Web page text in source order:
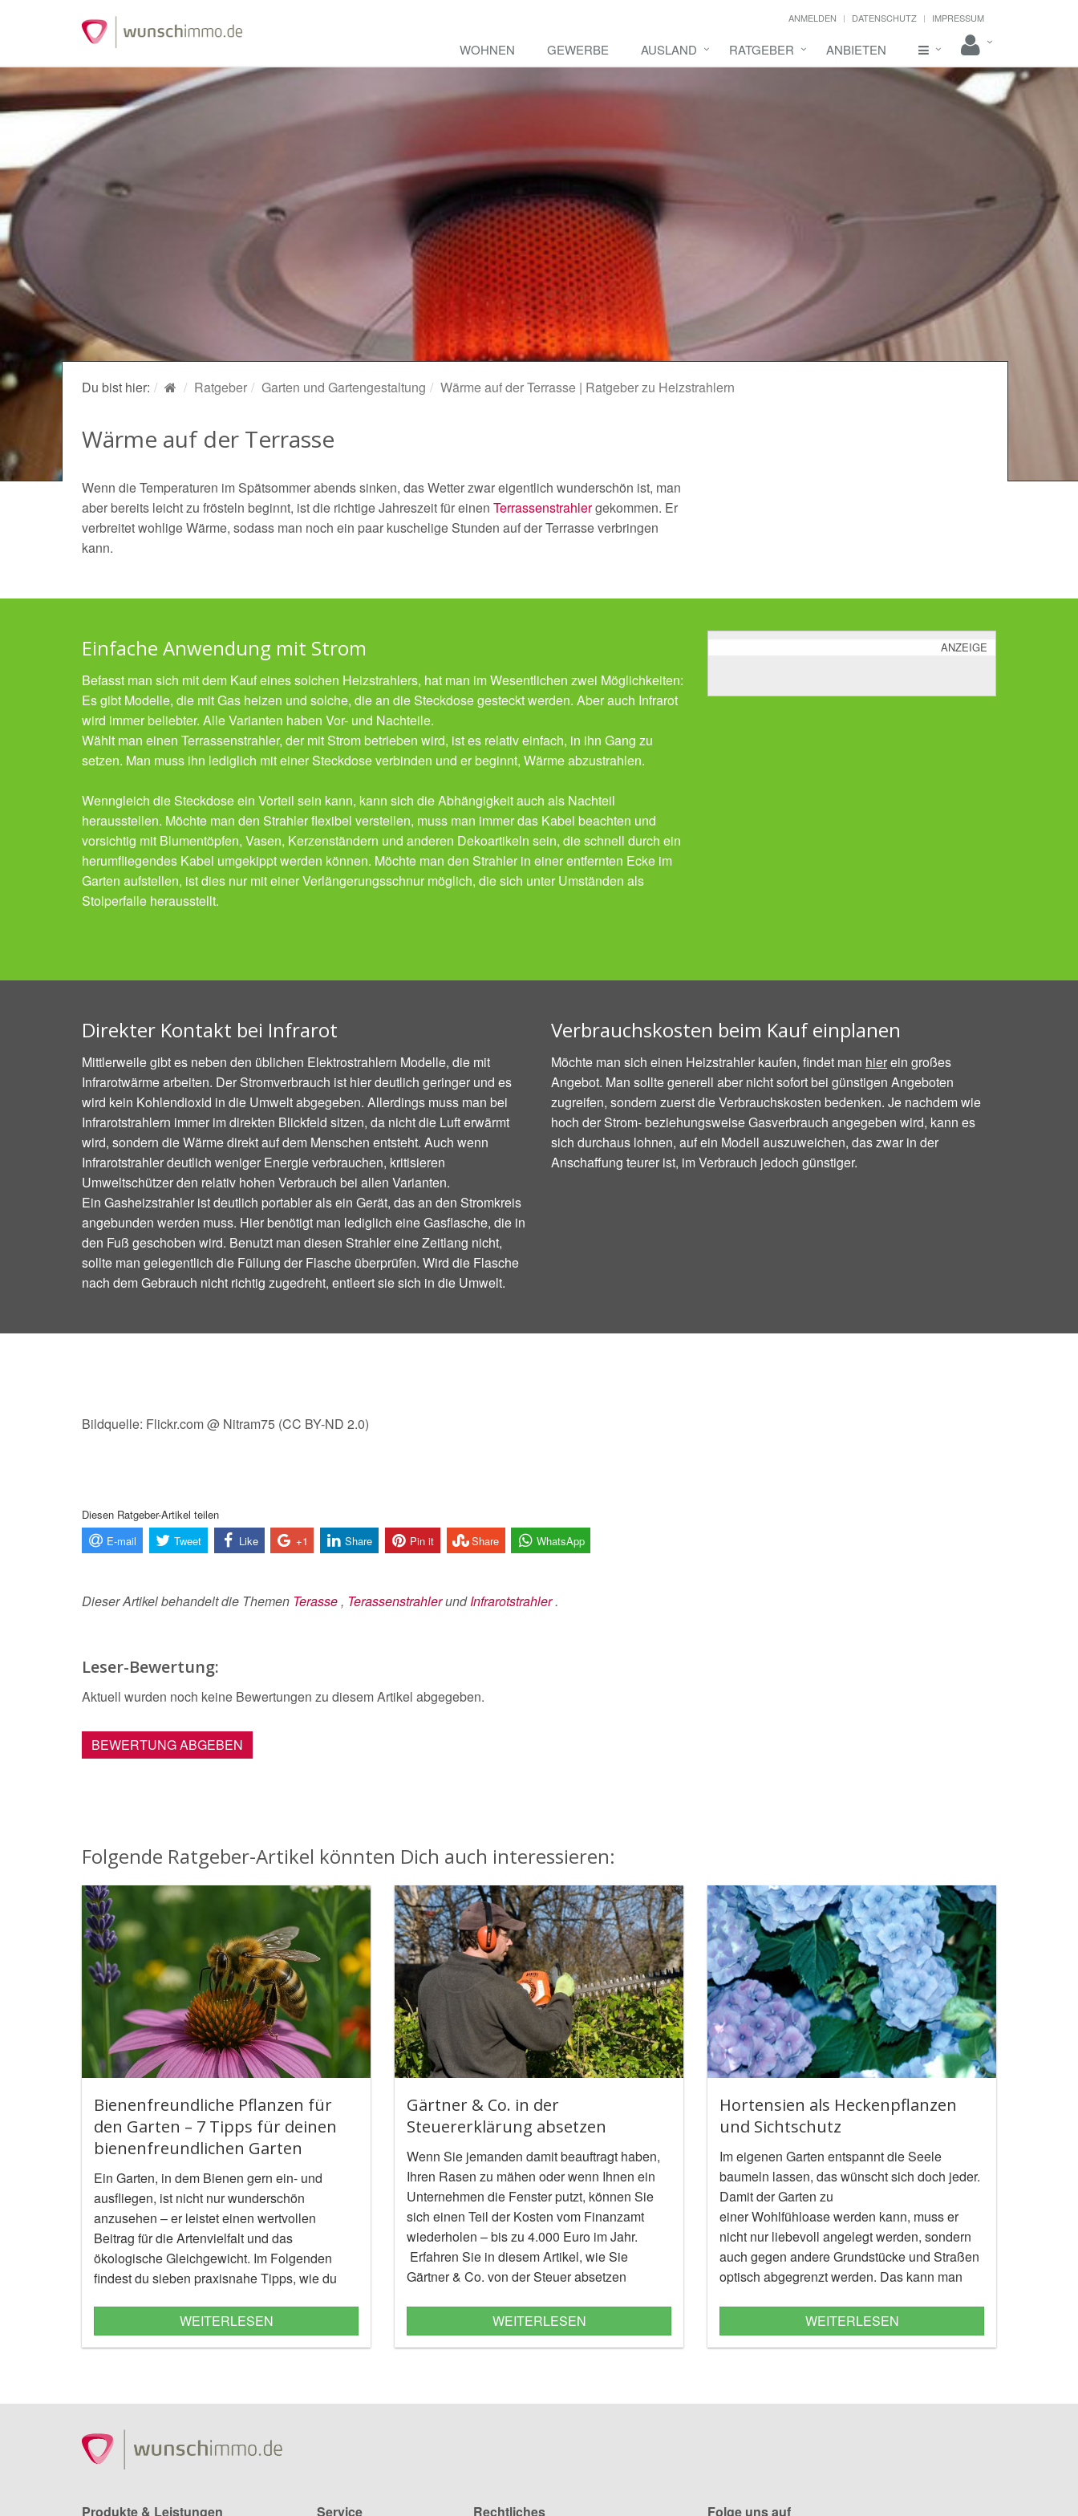
ANMELDEN DATENSCHUTZ IMPRESSUM
WOHNEN GEWERBE AUSLAND RATGEBER ANBIETEN
Du bist hier: Ratgeber Garten und Gartengestaltung Wärme auf der Terrasse | Ratgeber zu Heizstrahlern
Wärme auf der Terrasse
Wenn die Temperaturen im Spätsommer abends sinken, das Wetter zwar eigentlich wunderschön ist, man
aber bereits leicht zu frösteln beginnt, ist die richtige Jahreszeit für einen Terrassenstrahlergekommen. Er
verbreitet wohlige Wärme, sodass man noch ein paar kuschelige Stunden auf der Terrasse verbringen
kann.
Einfache Anwendung mit Strom
Befasst man sich mit dem Kauf eines solchen Heizstrahlers, hat man im Wesentlichen zwei Möglichkeiten:
Es gibt Modelle, die mit Gas heizen und solche, die an die Steckdose gesteckt werden. Aber auch Infrarot
wird immer beliebter. Alle Varianten haben Vor- und Nachteile.
Wählt man einen Terrassenstrahler, der mit Strom betrieben wird, ist es relativ einfach, in ihn Gang zu
setzen. Man muss ihn lediglich mit einer Steckdose verbinden und er beginnt, Wärme abzustrahlen.
Wenngleich die Steckdose ein Vorteil sein kann, kann sich die Abhängigkeit auch als Nachteil
herausstellen. Möchte man den Strahler flexibel verstellen, muss man immer das Kabel beachten und
vorsichtig mit Blumentöpfen, Vasen, Kerzenständern und anderen Dekoartikeln sein, die schnell durch ein
herumfliegendes Kabel umgekippt werden können. Möchte man den Strahler in einer entfernten Ecke im
Garten aufstellen, ist dies nur mit einer Verlängerungsschnur möglich, die sich unter Umständen als
Stolperfalle herausstellt.
ANZEIGE
Direkter Kontakt bei Infrarot
Mittlerweile gibt es neben den üblichen Elektrostrahlern Modelle, die mit
Infrarotwärme arbeiten. Der Stromverbrauch ist hier deutlich geringer und es
wird kein Kohlendioxid in die Umwelt abgegeben. Allerdings muss man bei
Infrarotstrahlern immer im direkten Blickfeld sitzen, da nicht die Luft erwärmt
wird, sondern die Wärme direkt auf dem Menschen entsteht. Auch wenn
Infrarotstrahler deutlich weniger Energie verbrauchen, kritisieren
Umweltschützer den relativ hohen Verbrauch bei allen Varianten.
Ein Gasheizstrahler ist deutlich portabler als ein Gerät, das an den Stromkreis
angebunden werden muss. Hier benötigt man lediglich eine Gasflasche, die in
den Fuß geschoben wird. Benutzt man diesen Strahler eine Zeitlang nicht,
sollte man gelegentlich die Füllung der Flasche überprüfen. Wird die Flasche
nach dem Gebrauch nicht richtig zugedreht, entleert sie sich in die Umwelt.
Verbrauchskosten beim Kauf einplanen
Möchte man sich einen Heizstrahler kaufen, findet man hierein großes
Angebot. Man sollte generell aber nicht sofort bei günstigen Angeboten
zugreifen, sondern zuerst die Verbrauchskosten bedenken. Je nachdem wie
hoch der Strom- beziehungsweise Gasverbrauch angegeben wird, kann es
sich durchaus lohnen, auf ein Modell auszuweichen, das zwar in der
Anschaffung teurer ist, im Verbrauch jedoch günstiger.
Bildquelle: Flickr.com @ Nitram75 (CC BY-ND 2.0)
Diesen Ratgeber-Artikel teilen
E-mail
Tweet Like +1 Share Pin it Share WhatsApp
Dieser Artikel behandelt die Themen Terasse, TerassenstrahlerundInfrarotstrahler.
Leser-Bewertung:
Aktuell wurden noch keine Bewertungen zu diesem Artikel abgegeben.
BEWERTUNG ABGEBEN
Folgende Ratgeber-Artikel könnten Dich auch interessieren:
Bienenfreundliche Pflanzen für
den Garten – 7 Tipps für deinen
bienenfreundlichen Garten
Ein Garten, in dem Bienen gern ein- und
ausfliegen, ist nicht nur wunderschön
anzusehen – er leistet einen wertvollen
Beitrag für die Artenvielfalt und das
ökologische Gleichgewicht. Im Folgenden
findest du sieben praxisnahe Tipps, wie du
kannst – ergänzt durch konkrete
Pflanzempfehlungen.
WEITERLESEN
Gärtner & Co. in der
Steuererklärung absetzen
Wenn Sie jemanden damit beauftragt haben,
Ihren Rasen zu mähen oder wenn Ihnen ein
Unternehmen die Fenster putzt, können Sie
sich einen Teil der Kosten vom Finanzamt
wiederholen – bis zu 4.000 Euro im Jahr.
Erfahren Sie in diesem Artikel, wie Sie
Gärtner & Co. von der Steuer absetzen
WEITERLESEN
Hortensien als Heckenpflanzen
und Sichtschutz
Im eigenen Garten entspannt die Seele
baumeln lassen, das wünscht sich doch jeder.
Damit der Garten zu
einer Wohlfühloase werden kann, muss er
nicht nur liebevoll angelegtwerden, sondern
auch gegen andere Grundstücke und Straßen
optisch abgegrenzt werden. Das kann man
schöner mit wunderschönen
Heckensträuchern wie der Hortensie. Unsere
WEITERLESEN
Produkte & Leistungen Service Rechtliches Folge uns auf